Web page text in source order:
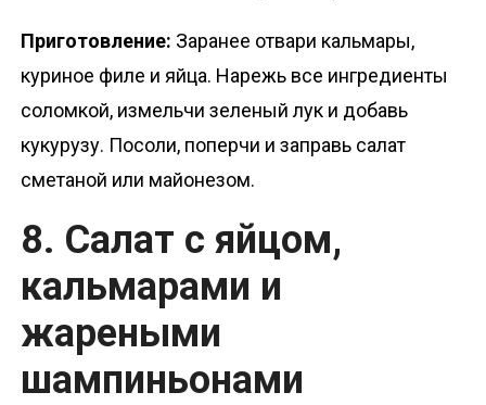
Приготовление: Заранее отвари кальмары,
куриное филе и яйца. Нарежь все ингредиенты
соломкой, измельчи зеленый лук и добавь
кукурузу. Посоли, поперчи и заправь салат
сметаной или майонезом.
8. Салат с яйцом,
кальмарами и
жареными
шампиньонами